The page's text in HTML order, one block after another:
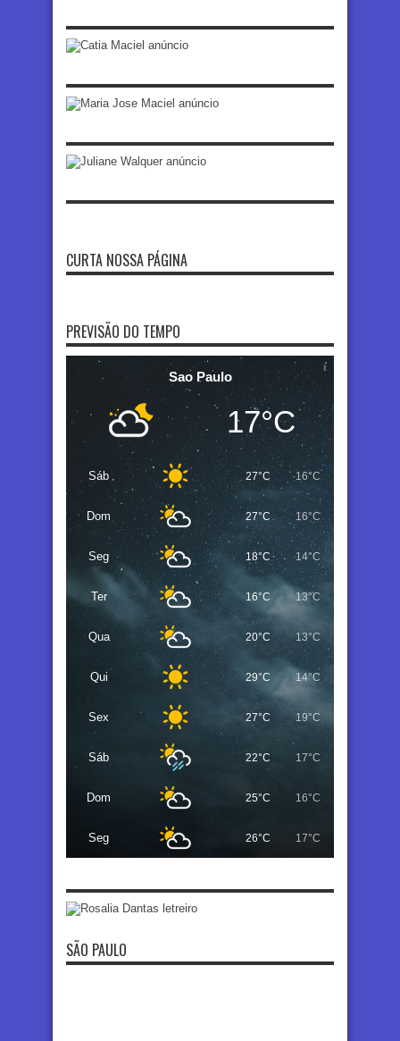
CURTA NOSSA PÁGINA
PREVISÃO DO TEMPO
Sao Paulo
17°C
Sáb 27°C 16°C
Dom 27°C 16°C
Seg 18°C 14°C
Ter 16°C 13°C
Qua 20°C 13°C
Qui 29°C 14°C
Sex 27°C 19°C
Sáb 22°C 17°C
Dom 25°C 16°C
Seg 26°C 17°C
SÃO PAULO